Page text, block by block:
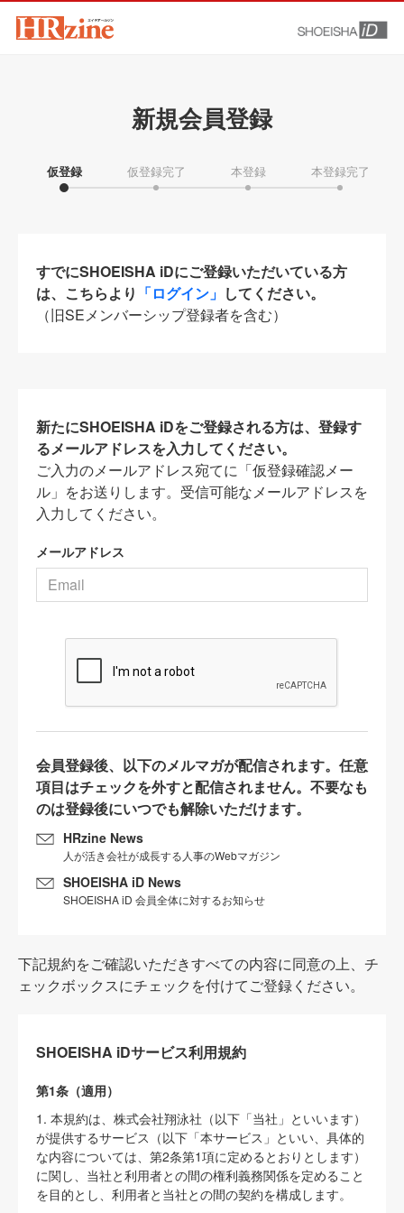
新規会員登録
仮登録 仮登録完了 本登録 本登録完了
すでにSHOEISHA iDにご登録いただいている方
は、こちらより 「ログイン」 してください。
（旧SEメンバーシップ登録者を含む）
新たにSHOEISHA iDをご登録される方は、登録す
るメールアドレスを入力してください。
ご入力のメールアドレス宛てに「仮登録確認メー
ル」をお送りします。受信可能なメールアドレスを
入力してください。
メールアドレス
会員登録後、以下のメルマガが配信されます。任意
項目はチェックを外すと配信されません。不要なも
のは登録後にいつでも解除いただけます。
HRzine News
人が活き会社が成長する人事のWebマガジン
SHOEISHA iD News
SHOEISHA iD 会員全体に対するお知らせ
下記規約をご確認いただきすべての内容に同意の上、チ
ェックボックスにチェックを付けてご登録ください。
SHOEISHA iDサービス利用規約
第1条（適用）
1. 本規約は、株式会社翔泳社（以下「当社」といいます）
が提供するサービス（以下「本サービス」といい、具体的
な内容については、第2条第1項に定めるとおりとします）
に関し、当社と利用者との間の権利義務関係を定めること
を目的とし、利用者と当社との間の契約を構成します。